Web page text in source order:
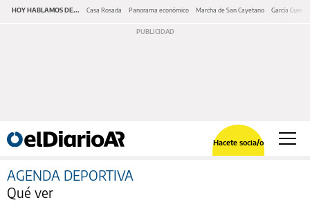
HOY HABLAMOS DE... Casa Rosada Panorama económico Marcha de San Cayetano García Cuerva
Hacete socia/o
AGENDA DEPORTIVA
Qué ver